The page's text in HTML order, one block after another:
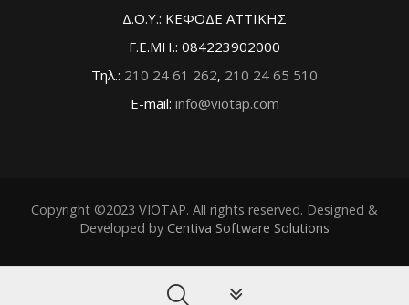
Δ.Ο.Υ.: ΚΕΦΟΔΕ ΑΤΤΙΚΗΣ
Γ.Ε.ΜΗ.: 084223902000
Τηλ.: 210 24 61 262, 210 24 65 510
E-mail: info@viotap.com
Copyright ©2023 VIOTAP. All rights reserved. Designed &
Developed by Centiva Software Solutions